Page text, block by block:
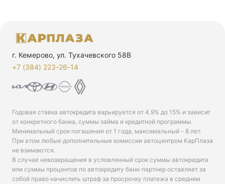
г. Кемерово, ул. Тухачевского 58В
+7 (384) 223-26-14‬
Годовая ставка автокредита варьируется от 4.9% до 15% и зависит
от конкретного банка, суммы займа и кредитной программы.
Минимальный срок погашения от 1 года, максимальный - 8 лет.
При этом любые дополнительные комиссии автоцентром КарПлаза
не взимаются.
В случае невозвращения в условленный срок суммы автокредита
или суммы процентов по автокредиту банк-партнер оставляет за
собой право начислить штраф за просрочку платежа в среднем